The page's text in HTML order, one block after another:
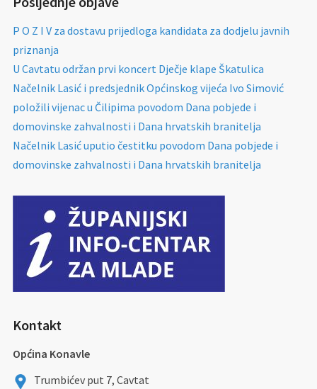
P O Z I V za dostavu prijedloga kandidata za dodjelu javnih
priznanja
U Cavtatu održan prvi koncert Dječje klape Škatulica
Načelnik Lasić i predsjednik Općinskog vijeća Ivo Simović
položili vijenac u Čilipima povodom Dana pobjede i
domovinske zahvalnosti i Dana hrvatskih branitelja
Načelnik Lasić uputio čestitku povodom Dana pobjede i
domovinske zahvalnosti i Dana hrvatskih branitelja
Kontakt
Općina Konavle
Trumbićev put 7, Cavtat